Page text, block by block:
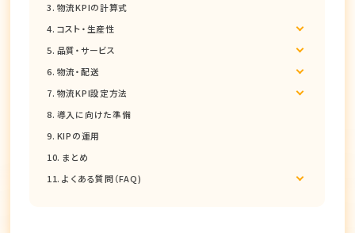
物流KPIの計算式
コスト・生産性
品質・サービス
物流・配送
物流KPI設定方法
導入に向けた準備
KIPの運用
まとめ
よくある質問（FAQ)